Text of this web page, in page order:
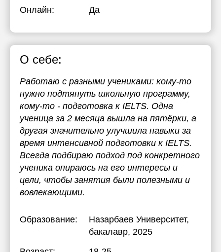
Онлайн: Да
О себе:
Работаю с разными учениками: кому-то
нужно подтянуть школьную программу,
кому-то - подготовка к IELTS. Одна
ученица за 2 месяца вышла на пятёрки, а
другая значительно улучшила навыки за
время интенсивной подготовки к IELTS.
Всегда подбираю подход под конкретного
ученика опираюсь на его интересы и
цели, чтобы занятия были полезными и
вовлекающими.
Образование: Назарбаев Университет,
бакалавр, 2025